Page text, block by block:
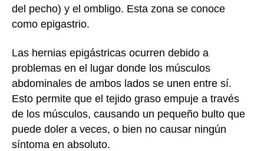
del pecho) y el ombligo. Esta zona se conoce
como epigastrio.
Las hernias epigástricas ocurren debido a
problemas en el lugar donde los músculos
abdominales de ambos lados se unen entre sí.
Esto permite que el tejido graso empuje a través
de los músculos, causando un pequeño bulto que
puede doler a veces, o bien no causar ningún
síntoma en absoluto.